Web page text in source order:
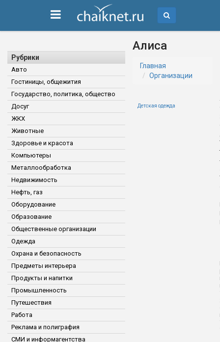
Рубрики
Авто
Гостиницы, общежития
Государство, политика, общество
Досуг
ЖКХ
Животные
Здоровье и красота
Компьютеры
Металлообработка
Недвижимость
Нефть, газ
Оборудование
Образование
Общественные организации
Одежда
Охрана и безопасность
Предметы интерьера
Продукты и напитки
Промышленность
Путешествия
Работа
Реклама и полиграфия
СМИ и информагентства
Алиса
Главная
Организации
Детская одежда